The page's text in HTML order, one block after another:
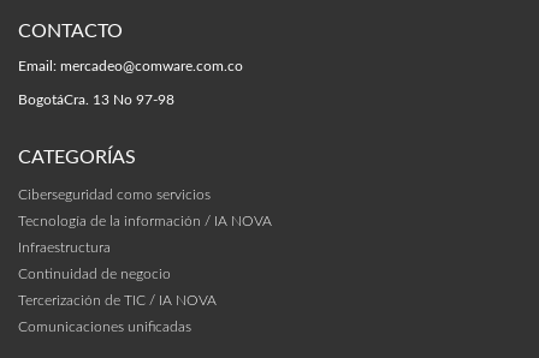
CONTACTO
Email: mercadeo@comware.com.co
BogotáCra. 13 No 97-98
CATEGORÍAS
Ciberseguridad como servicios
Tecnología de la información / IA NOVA
Infraestructura
Continuidad de negocio
Tercerización de TIC / IA NOVA
Comunicaciones unificadas